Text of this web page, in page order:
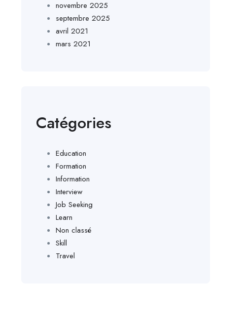
novembre 2025
septembre 2025
avril 2021
mars 2021
Catégories
Education
Formation
Information
Interview
Job Seeking
Learn
Non classé
Skill
Travel